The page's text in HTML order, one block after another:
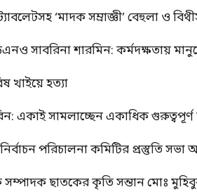
‘মাদক সম্রাজ্ঞী’ বেহুলা ও
সাবরিনা শারমিন: কর্মদক্ষতায়
খাইয়ে হত্যা
একাই সামলাচ্ছেন একাধিক গুরুত্বপূর্ণ
পরিচালনা কমিটির প্রস্তুতি সভা
ছাতকের কৃতি সন্তান মোঃ